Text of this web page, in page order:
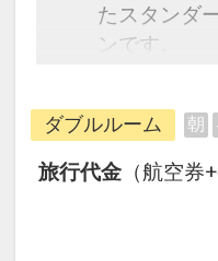
たスタンダ
ンです。
できるダイ
ら、一都市
にも最適！
旅行期間中
泊・飛び泊
JALマイレ
ダブルルーム 朝
旅行代金 （航空